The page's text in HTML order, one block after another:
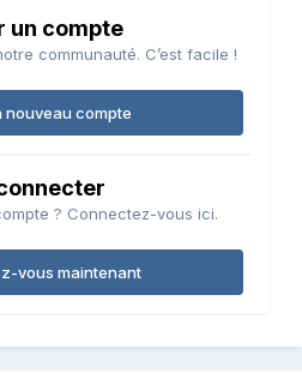
un compte
communauté. C’est facile !
nouveau compte
? Connectez-vous ici.
vous maintenant